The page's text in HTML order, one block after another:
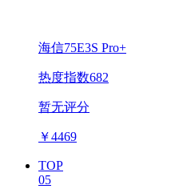
海信75E3S Pro+
热度指数682
暂无评分
￥4469
TOP
05